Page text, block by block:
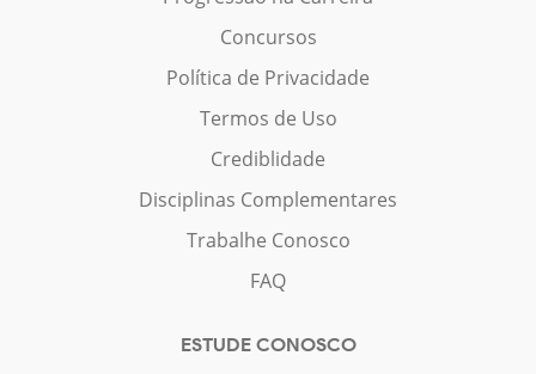
Concursos
Política de Privacidade
Termos de Uso
Crediblidade
Disciplinas Complementares
Trabalhe Conosco
FAQ
ESTUDE CONOSCO